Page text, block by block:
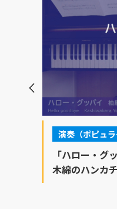
演奏（ポピュラ
「ハロー・グ
木綿のハンカ